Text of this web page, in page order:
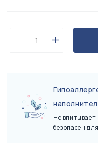
Не впитывает
безопасен